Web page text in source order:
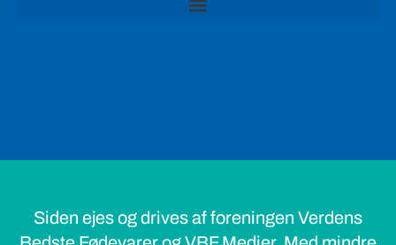
Siden ejes og drives af foreningen Verdens